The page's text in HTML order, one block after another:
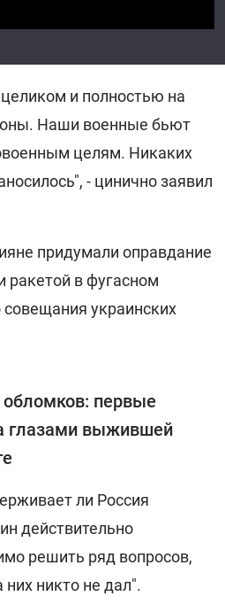
и полностью на
Наши военные бьют
целям. Никаких
- цинично заявил
придумали оправдание
ракетой в фугасном
украинских
первые
глазами выжившей
ли Россия
действительно
решить ряд вопросов,
них никто не дал".